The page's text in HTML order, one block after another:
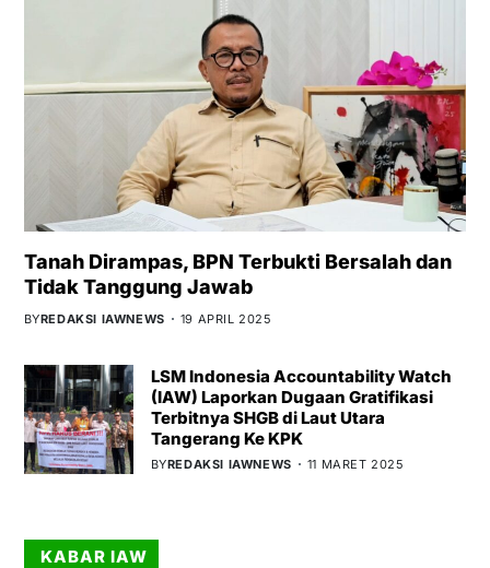
Tanah Dirampas, BPN Terbukti Bersalah dan
Tidak Tanggung Jawab
BYREDAKSI IAWNEWS 19 APRIL 2025
LSM Indonesia Accountability Watch
(IAW) Laporkan Dugaan Gratifikasi
Terbitnya SHGB di Laut Utara
Tangerang Ke KPK
BYREDAKSI IAWNEWS 11 MARET 2025
KABAR IAW